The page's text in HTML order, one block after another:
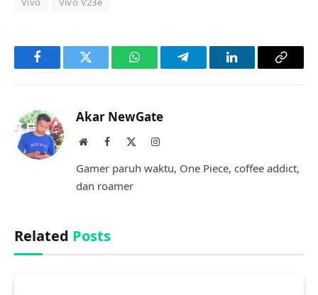
FacebookTwitter WhatsAppTelegramLinkedInCopy
Akar NewGate
WebsiteFacebook Instagram
Gamer paruh waktu, One Piece, coffee addict,
dan roamer
Related Posts